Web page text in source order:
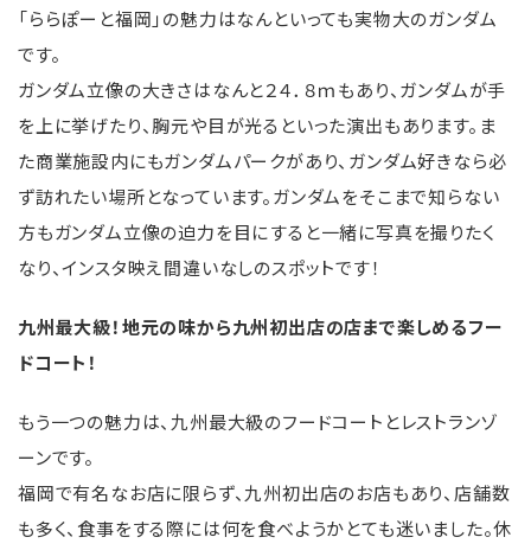
「ららぽーと福岡」の魅力はなんといっても実物大のガンダム
です。
ガンダム立像の大きさはなんと２４．８ｍもあり、ガンダムが手
を上に挙げたり、胸元や目が光るといった演出もあります。ま
た商業施設内にもガンダムパークがあり、ガンダム好きなら必
ず訪れたい場所となっています。ガンダムをそこまで知らない
方もガンダム立像の迫力を目にすると一緒に写真を撮りたく
なり、インスタ映え間違いなしのスポットです！
九州最大級！地元の味から九州初出店の店まで楽しめるフー
ドコート！
もう一つの魅力は、九州最大級のフードコートとレストランゾ
ーンです。
福岡で有名なお店に限らず、九州初出店のお店もあり、店舗数
も多く、食事をする際には何を食べようかとても迷いました。休